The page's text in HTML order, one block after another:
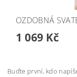
OZDOBNÁ
1 069 Kč
Buďte první, kdo